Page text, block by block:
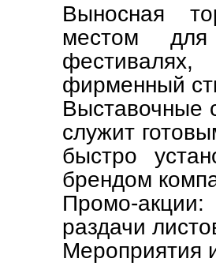
Выносная
местом
фирменный
Выставочные
служит
быстро
брендом
Промо-акции:
раздачи
Мероприятия